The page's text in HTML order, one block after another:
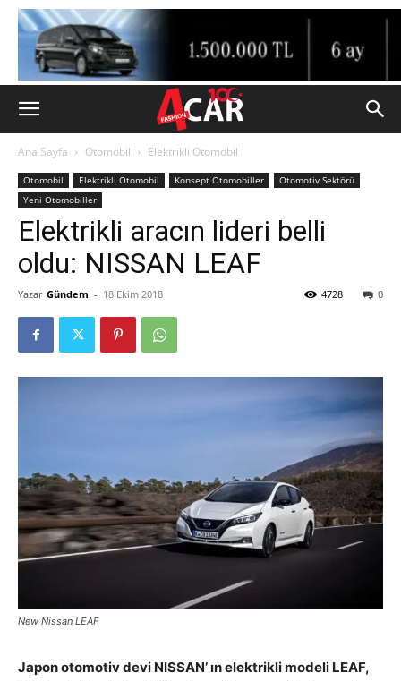
Ana Sayfa Otomobil Elektrikli Otomobil
Otomobil Elektrikli Otomobil Konsept Otomobiller
Otomotiv Sektörü
Yeni Otomobiller
Elektrikli aracın lideri belli
oldu: NISSAN LEAF
Yazar Gündem - 18 Ekim 2018 0
4728
New Nissan LEAF
Japon otomotiv devi NISSAN’ ın elektrikli modeli LEAF,